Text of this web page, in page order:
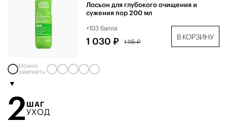
Лосьон для глубокого очищения и
сужения пор 200 мл
+103 балла
1 030 ₽ 1 115 ₽
В КОРЗИНУ
Можно
заменить:
2 ШАГ
УХОД